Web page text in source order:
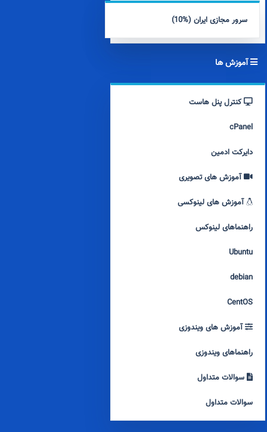
سرور مجازی ایران (%10)
آموزش ها
کنترل پنل هاست
cPanel
دایرکت ادمین
آموزش های تصویری
آموزش های لینوکسی
راهنماهای لینوکس
Ubuntu
debian
CentOS
آموزش های ویندوزی
راهنماهای ویندوزی
سوالات متداول
سوالات متداول